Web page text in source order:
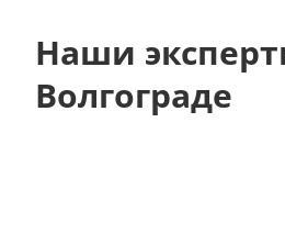
Наши
Волгограде